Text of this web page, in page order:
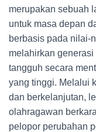
merupakan sebuah
untuk masa depan
berbasis pada nilai-
melahirkan
tangguh secara
yang tinggi. Melalui
dan berkelanjutan,
olahragawan
pelopor perubahan